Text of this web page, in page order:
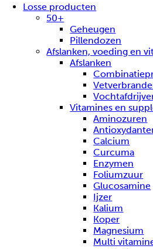
Losse producten
50+
Geheugen
Pillendozen
Afslanken, voeding en
Afslanken
Vitamines en
Aminozuren
Calcium
Curcuma
Enzymen
Foliumzuur
Glucosamine
Ijzer
Kalium
Koper
Magnesium
Multi